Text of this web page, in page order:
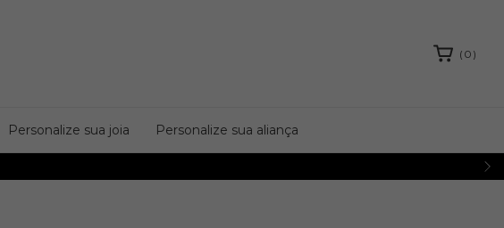
( 0 )
Personalize sua joia Personalize sua aliança